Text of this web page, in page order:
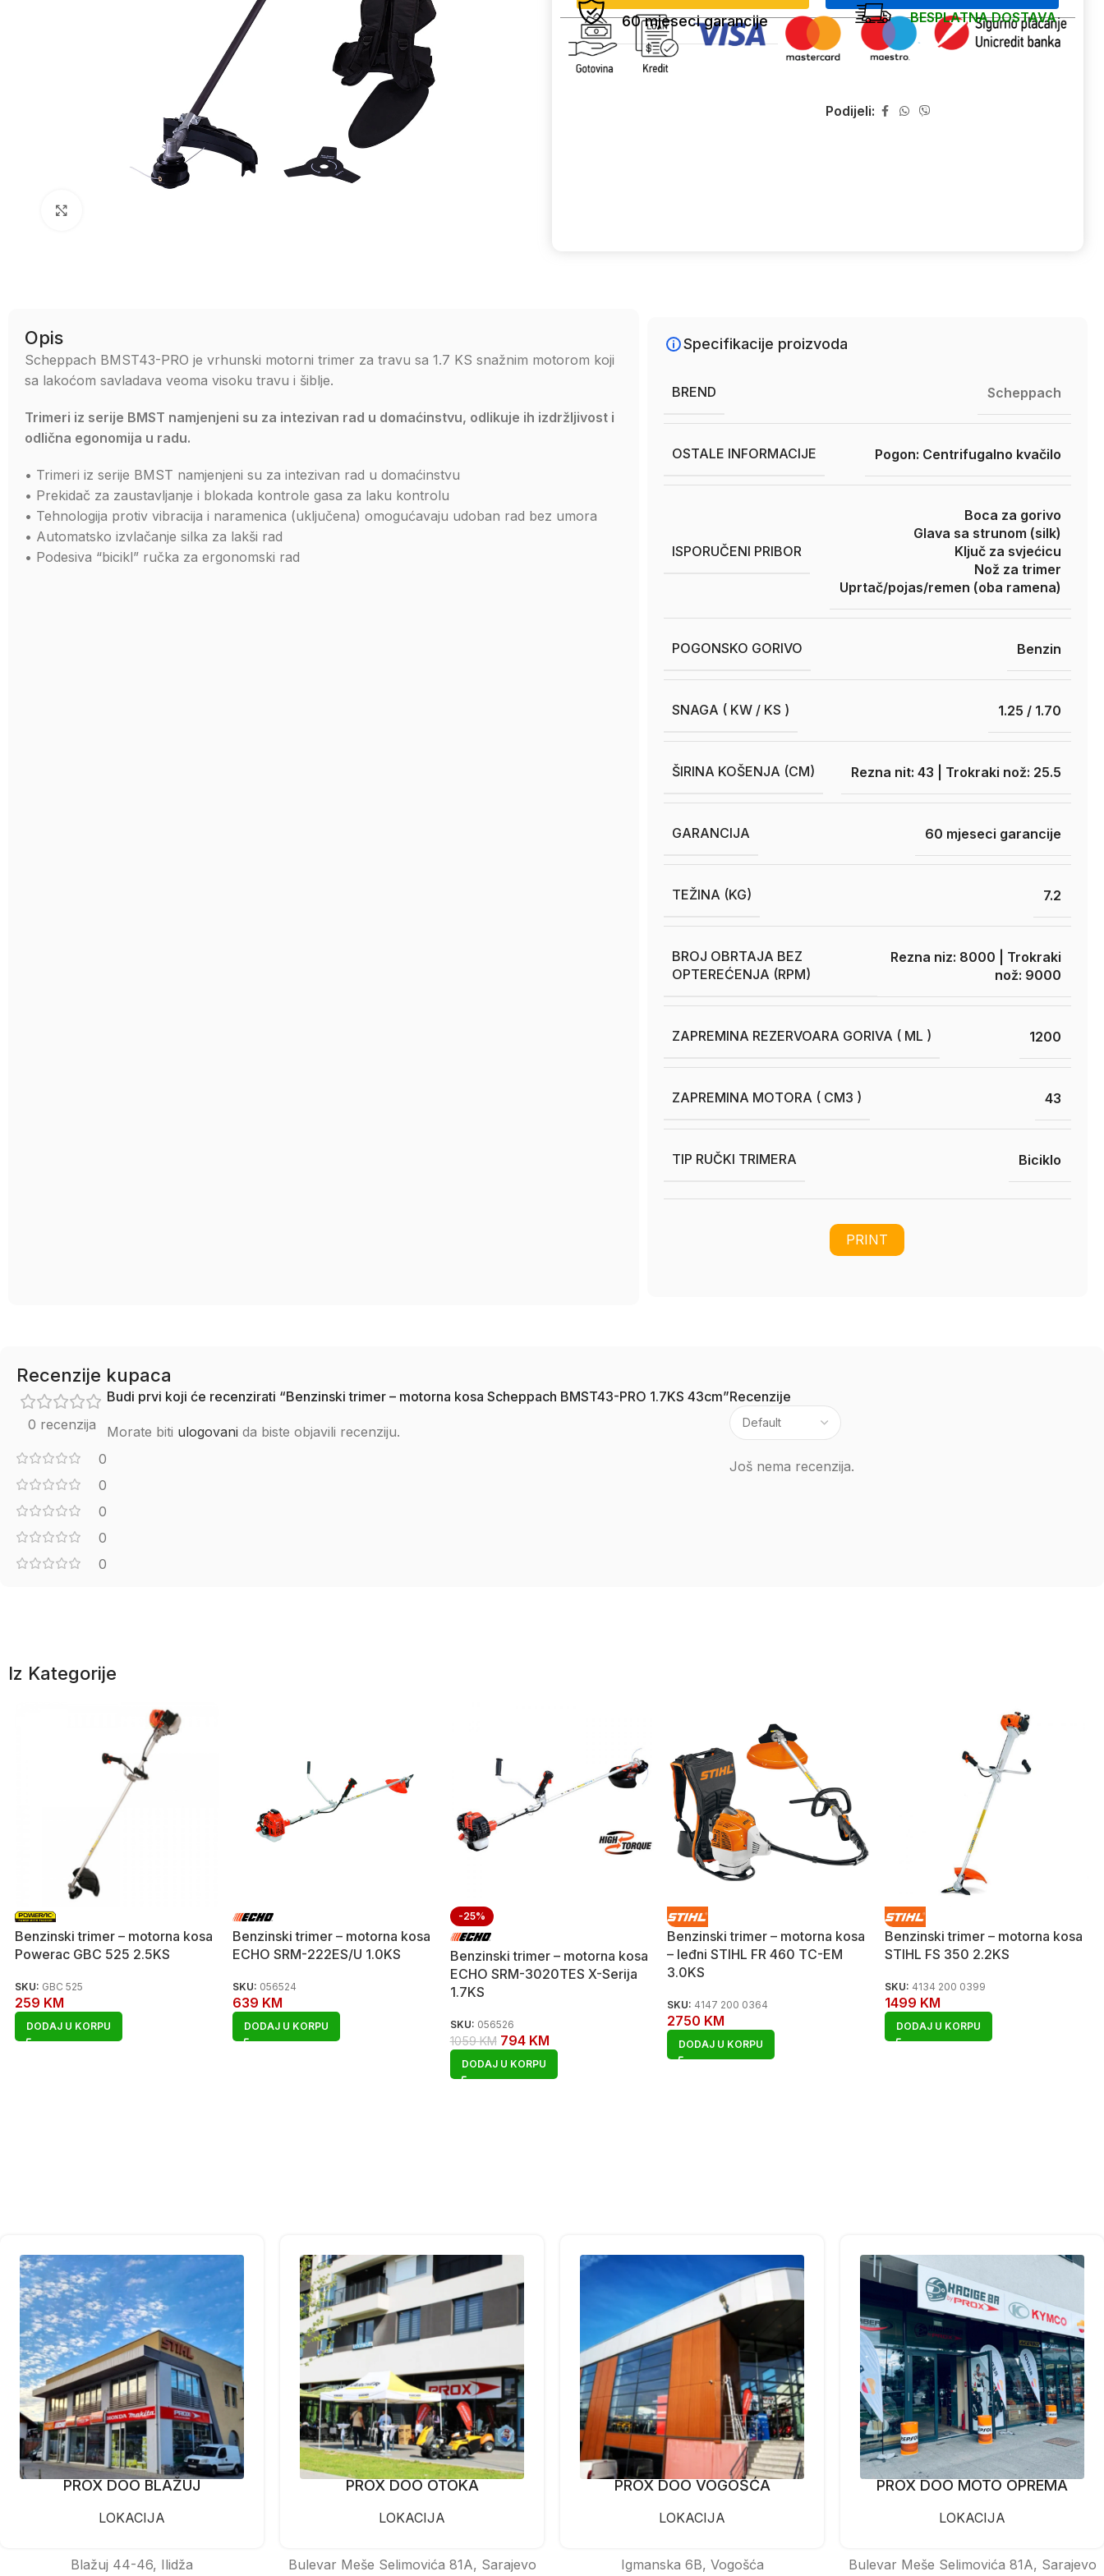
60 mjeseci garancije BESPLATNA DOSTAVA
Podijeli:
Opis
Scheppach BMST43-PRO je vrhunski motorni trimer za travu sa 1.7 KS snažnim motorom koji
sa lakoćom savladava veoma visoku travu i šiblje.
Trimeri iz serije BMST namjenjeni su za intezivan rad u domaćinstvu, odlikuje ih izdržljivost i
odlična egonomija u radu.
• Trimeri iz serije BMST namjenjeni su za intezivan rad u domaćinstvu
• Prekidač za zaustavljanje i blokada kontrole gasa za laku kontrolu
• Tehnologija protiv vibracija i naramenica (uključena) omogućavaju udoban rad bez umora
• Automatsko izvlačanje silka za lakši rad
• Podesiva “bicikl” ručka za ergonomski rad
Specifikacije proizvoda
BREND Scheppach
OSTALE INFORMACIJE Pogon: Centrifugalno kvačilo
ISPORUČENI PRIBOR
Boca za gorivo
Glava sa strunom (silk)
Ključ za svjećicu
Nož za trimer
Uprtač/pojas/remen (oba ramena)
POGONSKO GORIVO Benzin
SNAGA ( KW / KS ) 1.25 / 1.70
ŠIRINA KOŠENJA (CM) Rezna nit: 43 | Trokraki nož: 25.5
GARANCIJA 60 mjeseci garancije
TEŽINA (KG) 7.2
BROJ OBRTAJA BEZ
OPTEREĆENJA (RPM)
Rezna niz: 8000 | Trokraki
nož: 9000
ZAPREMINA REZERVOARA GORIVA ( ML ) 1200
ZAPREMINA MOTORA ( CM3 ) 43
TIP RUČKI TRIMERA Biciklo
PRINT
Recenzije kupaca
0 recenzija
0
0
0
0
0
Recenzije
Još nema recenzija.
Budi prvi koji će recenzirati “Benzinski trimer – motorna kosa Scheppach BMST43-PRO 1.7KS 43cm”
Morate biti ulogovani da biste objavili recenziju.
Iz Kategorije
Benzinski trimer – motorna kosa
Powerac GBC 525 2.5KS
SKU: GBC 525
259 KM
DODAJ U KORPU
Benzinski trimer – motorna kosa
ECHO SRM-222ES/U 1.0KS
SKU: 056524
639 KM
DODAJ U KORPU
-25%
Benzinski trimer – motorna kosa
ECHO SRM-3020TES X-Serija
1.7KS
SKU: 056526
1059KM 794 KM
DODAJ U KORPU
Benzinski trimer – motorna kosa
– leđni STIHL FR 460 TC-EM
3.0KS
SKU: 4147 200 0364
2750 KM
DODAJ U KORPU
Benzinski trimer – motorna kosa
STIHL FS 350 2.2KS
SKU: 4134 200 0399
1499 KM
DODAJ U KORPU
PROX DOO BLAŽUJ
LOKACIJA
Blažuj 44-46, Ilidža
PROX DOO OTOKA
LOKACIJA
Bulevar Meše Selimovića 81A, Sarajevo
PROX DOO VOGOŠĆA
LOKACIJA
Igmanska 6B, Vogošća
PROX DOO MOTO OPREMA
LOKACIJA
Bulevar Meše Selimovića 81A, Sarajevo